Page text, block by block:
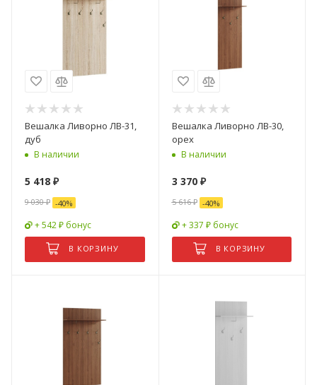
Вешалка Ливорно ЛВ-31,
дуб
В наличии
5 418 ₽
9 030₽ -40%
+ 542 ₽ бонус
В КОРЗИНУ
Вешалка Ливорно ЛВ-30,
орех
В наличии
3 370₽
5 616₽ -40%
+ 337 ₽ бонус
В КОРЗИНУ